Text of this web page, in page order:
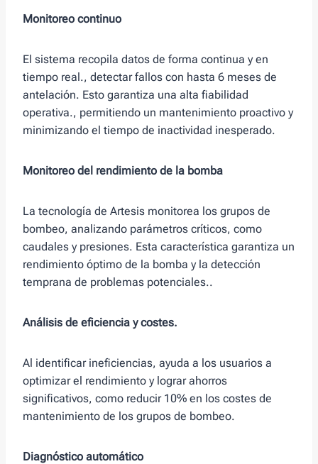
Monitoreo continuo
El sistema recopila datos de forma continua y en
tiempo real., detectar fallos con hasta 6 meses de
antelación. Esto garantiza una alta fiabilidad
operativa., permitiendo un mantenimiento proactivo y
minimizando el tiempo de inactividad inesperado.
Monitoreo del rendimiento de la bomba
La tecnología de Artesis monitorea los grupos de
bombeo, analizando parámetros críticos, como
caudales y presiones. Esta característica garantiza un
rendimiento óptimo de la bomba y la detección
temprana de problemas potenciales..
Análisis de eficiencia y costes.
Al identificar ineficiencias, ayuda a los usuarios a
optimizar el rendimiento y lograr ahorros
significativos, como reducir 10% en los costes de
mantenimiento de los grupos de bombeo.
Diagnóstico automático